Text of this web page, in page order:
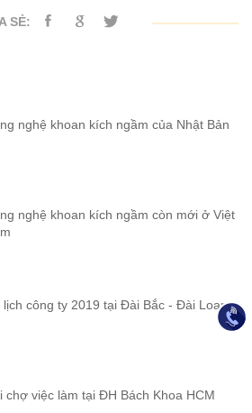
SẺ:
nghệ khoan kích ngầm của Nhật Bản
nghệ khoan kích ngầm còn mới ở Việt
lịch công ty 2019 tại Đài Bắc - Đài Loan
chợ việc làm tại ĐH Bách Khoa HCM